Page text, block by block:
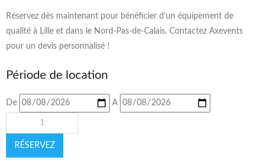
Réservez dès maintenant pour bénéficier d’un équipement de
qualité à Lille et dans le Nord-Pas-de-Calais. Contactez Axevents
pour un devis personnalisé !
Période de location
De A
RÉSERVEZ